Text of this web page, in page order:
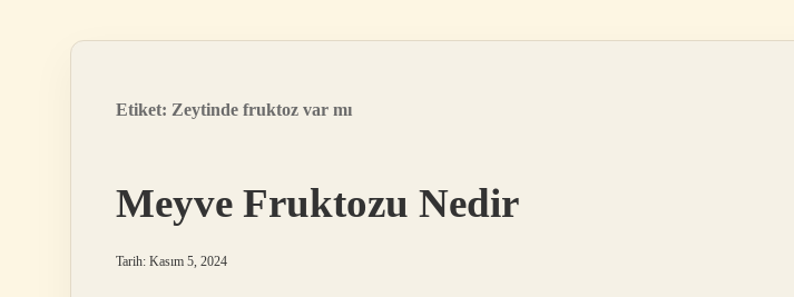
Etiket: Zeytinde fruktoz var mı
Meyve Fruktozu Nedir
Tarih: Kasım 5, 2024